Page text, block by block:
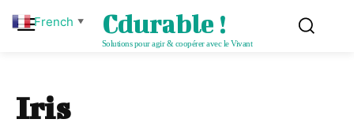
Cdurable !
Solutions pour agir & coopérer avec le Vivant
Iris
French ▼